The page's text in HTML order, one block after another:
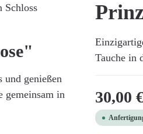
Tauche in
Regulärer
30,00
und genießen
gemeinsam in